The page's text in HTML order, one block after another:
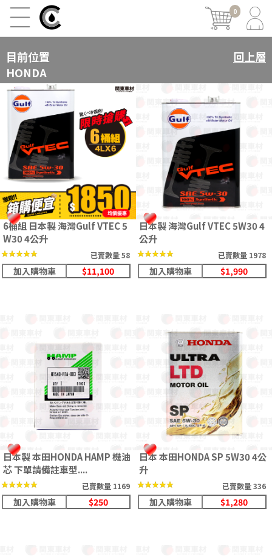
0
目前位置
HONDA
回上層
6桶組 日本製 海灣Gulf VTEC 5
W30 4公升
★★★★★
★★★★★ 已賣數量 58
加入購物車 $11,100
日本製 海灣Gulf VTEC 5W30 4
公升
★★★★★
★★★★★ 已賣數量 1978
加入購物車 $1,990
日本製 本田HONDA HAMP 機油
芯 下單請備註車型....
★★★★★
★★★★★ 已賣數量 1169
加入購物車 $250
日本 本田HONDA SP 5W30 4公
升
★★★★★
★★★★★ 已賣數量 336
加入購物車 $1,280